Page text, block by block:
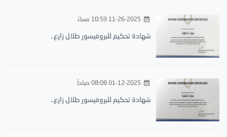
11-26-2025 10:59 مساءً
شهادة تحكيم للبروفيسور طلال زارع..
01-12-2025 08:08 صباحاً
شهادة تحكيم للبروفيسور طلال زارع..